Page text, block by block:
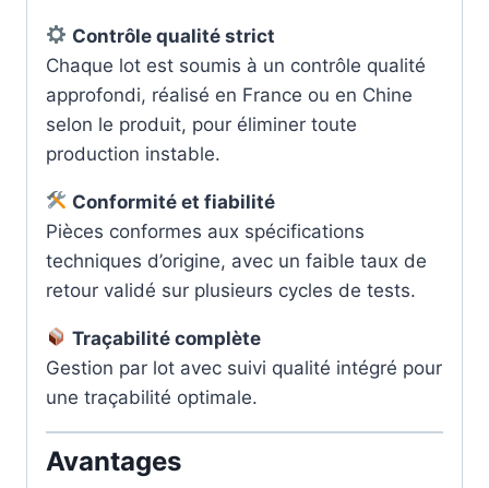
Contrôle qualité strict
Chaque lot est soumis à un contrôle qualité
approfondi, réalisé en France ou en Chine
selon le produit, pour éliminer toute
production instable.
Conformité et fiabilité
Pièces conformes aux spécifications
techniques d’origine, avec un faible taux de
retour validé sur plusieurs cycles de tests.
Traçabilité complète
Gestion par lot avec suivi qualité intégré pour
une traçabilité optimale.
Avantages